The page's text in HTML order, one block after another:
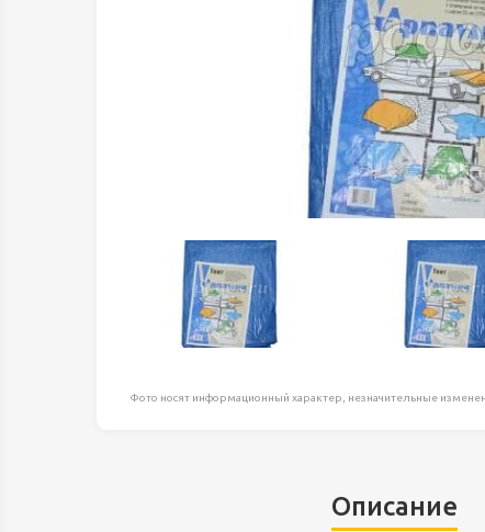
Оборудование
высоте
Пневматика,
Промышленная
Распродажа
Расходные
оснастка
Сантехника
Скобяные
Такелаж
Товары для
Фото носят информационный характер, незначительные
Описание